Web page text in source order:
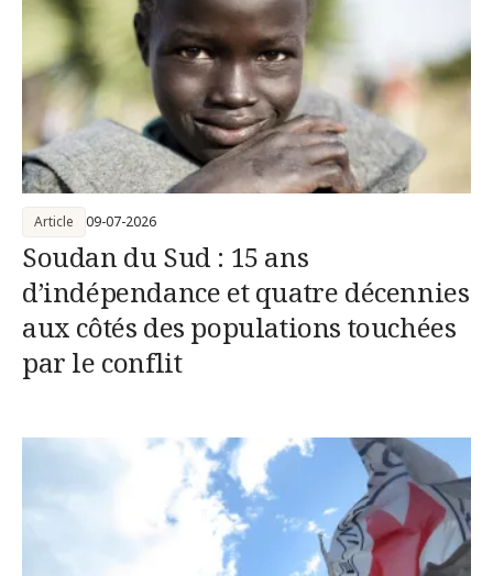
Soudan du Sud : 15 ans
d’indépendance et quatre décennies
aux côtés des populations touchées
par le conflit
Article 09-07-2026